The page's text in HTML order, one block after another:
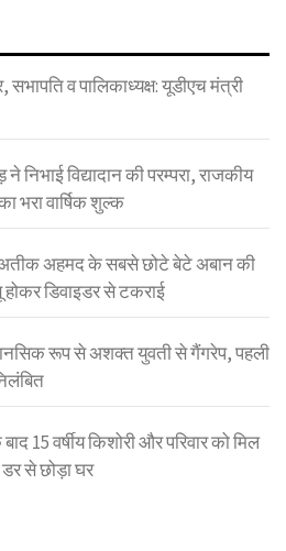
सभापति व पालिकाध्यक्ष: यूडीएच मंत्री
निभाई विद्यादान की परम्परा, राजकीय
भरा वार्षिक शुल्क
अतीक अहमद के सबसे छोटे बेटे अबान की
डिवाइडर से टकराई
रूप से अशक्त युवती से गैंगरेप, पहली
15 वर्षीय किशोरी और परिवार को मिल
से छोड़ा घर